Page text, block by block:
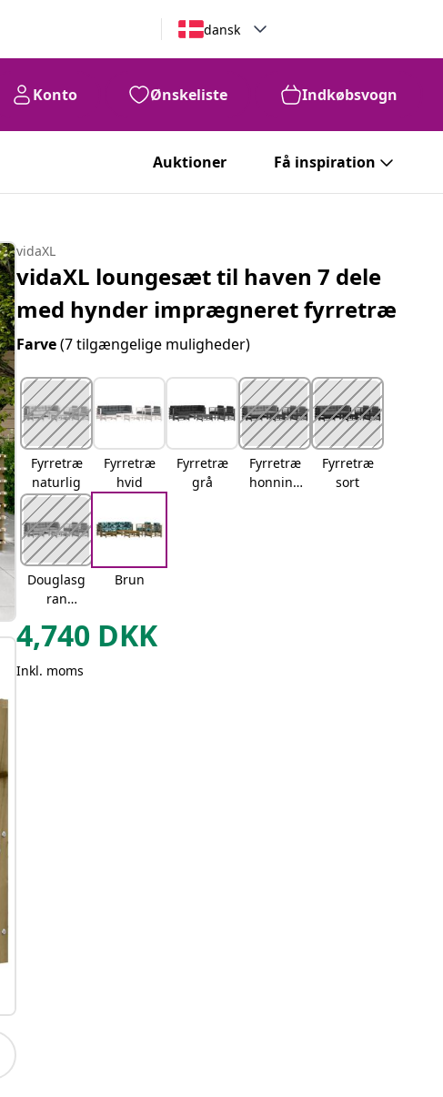
dansk
Konto Ønskeliste Indkøbsvogn
Auktioner Få inspiration
vidaXL
vidaXL loungesæt til haven 7 dele
med hynder imprægneret fyrretræ
Farve(7 tilgængelige muligheder)
Fyrretræ
naturlig
Fyrretræ
hvid
Fyrretræ
grå
Fyrretræ
honning
Fyrretræ
sort
Douglasg
ran
Brun
4,740 DKK
Inkl. moms